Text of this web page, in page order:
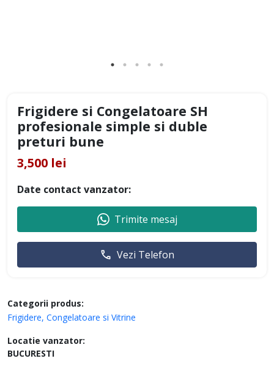
Categorii produs:
Frigidere, Congelatoare si Vitrine
Locatie vanzator:
BUCURESTI
Frigidere si Congelatoare SH
profesionale simple si duble
preturi bune
3,500 lei
Date contact vanzator:
Trimite mesaj
Vezi Telefon